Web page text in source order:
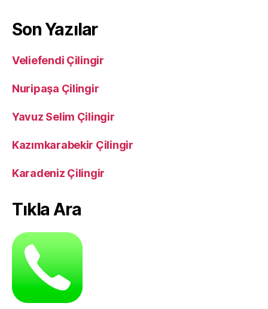
Son Yazılar
Veliefendi Çilingir
Nuripaşa Çilingir
Yavuz Selim Çilingir
Kazımkarabekir Çilingir
Karadeniz Çilingir
Tıkla Ara